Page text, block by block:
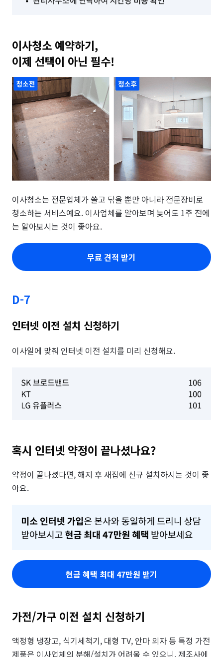
이사청소 예약하기,
이제 선택이 아닌 필수!
이사청소는 전문업체가 쓸고 닦을 뿐만 아니라 전문장비로
청소하는 서비스예요. 이사업체를 알아보며 늦어도 1주 전에
는 알아보시는 것이 좋아요.
무료 견적 받기
D-7
인터넷 이전 설치 신청하기
이사일에 맞춰 인터넷 이전 설치를 미리 신청해요.
혹시 인터넷 약정이 끝나셨나요?
약정이 끝나셨다면, 해지 후 새집에 신규 설치하시는 것이 좋
아요.
현금 혜택 최대 47만원 받기
가전/가구 이전 설치 신청하기
액정형 냉장고, 식기세척기, 대형 TV, 안마 의자 등 특정 가전
제품은 이사업체의 분해/설치가 어려울 수 있으니, 제조사에